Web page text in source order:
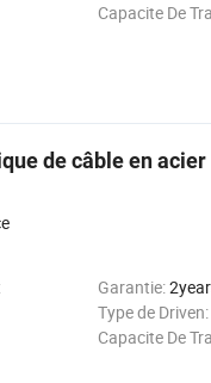
Capacite De
de câble en
Garantie:
Type de Driven:
Capacite De